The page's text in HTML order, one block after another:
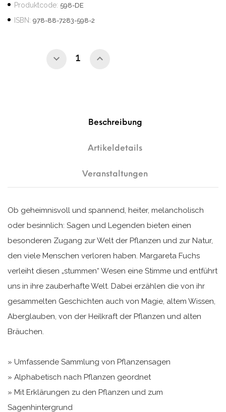
Produktcode: 598-DE
ISBN: 978-88-7283-598-2
Beschreibung
Artikeldetails
Veranstaltungen
Ob geheimnisvoll und spannend, heiter, melancholisch
oder besinnlich: Sagen und Legenden bieten einen
besonderen Zugang zur Welt der Pflanzen und zur Natur,
den viele Menschen verloren haben. Margareta Fuchs
verleiht diesen „stummen“ Wesen eine Stimme und entführt
uns in ihre zauberhafte Welt. Dabei erzählen die von ihr
gesammelten Geschichten auch von Magie, altem Wissen,
Aberglauben, von der Heilkraft der Pflanzen und alten
Bräuchen.
» Umfassende Sammlung von Pflanzensagen
» Alphabetisch nach Pflanzen geordnet
» Mit Erklärungen zu den Pflanzen und zum
Sagenhintergrund